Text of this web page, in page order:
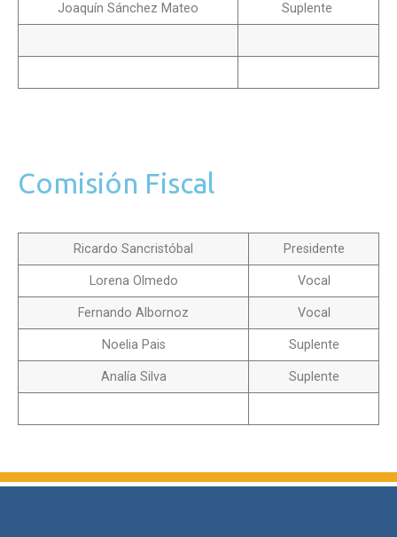
Joaquín Sánchez Mateo Suplente
Comisión Fiscal
Ricardo Sancristóbal Presidente
Lorena Olmedo Vocal
Fernando Albornoz Vocal
Noelia Pais Suplente
Analía Silva Suplente